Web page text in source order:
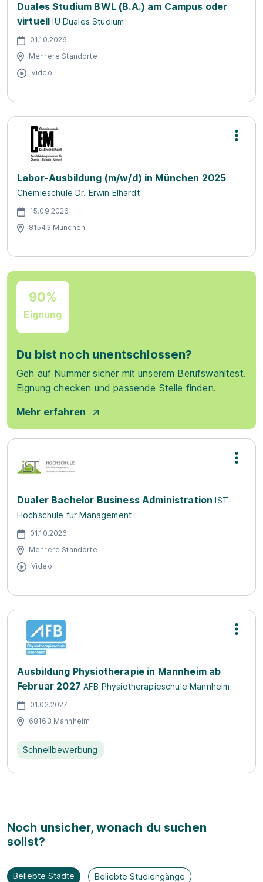
Duales Studium BWL (B.A.) am Campus oder
virtuell IU Duales Studium
01.10.2026
Mehrere Standorte
Video
Labor-Ausbildung (m/w/d) in München 2025
Chemieschule Dr. Erwin Elhardt
15.09.2026
81543 München
90%
Eignung
Du bist noch unentschlossen?
Geh auf Nummer sicher mit unserem Berufswahltest.
Eignung checken und passende Stelle finden.
Mehr erfahren
Dualer Bachelor Business Administration IST-
Hochschule für Management
01.10.2026
Mehrere Standorte
Video
Ausbildung Physiotherapie in Mannheim ab
Februar 2027 AFB Physiotherapieschule Mannheim
01.02.2027
68163 Mannheim
Schnellbewerbung
Noch unsicher, wonach du suchen
sollst?
Beliebte Städte Beliebte Studiengänge